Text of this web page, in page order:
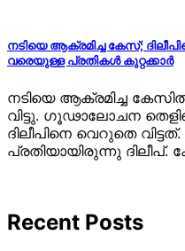
നടിയെ ആക്രമിച്ച കേസ്;
വരെയുള്ള പ്രതികൾ കുറ്റക്കാർ
നടിയെ ആക്രമിച്ച
വിട്ടു. ഗൂഢാലോചന
ദിലീപിനെ വെറുതെ
പ്രതിയായിരുന്നു
Recent Posts